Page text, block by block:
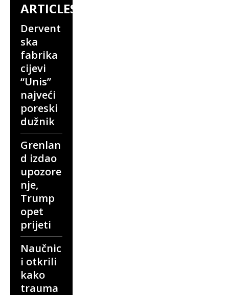
ARTICLES
Dervent
ska
fabrika
cijevi
“Unis”
najveći
poreski
dužnik
Grenlan
d izdao
upozore
nje,
Trump
opet
prijeti
Naučnic
i otkrili
kako
trauma